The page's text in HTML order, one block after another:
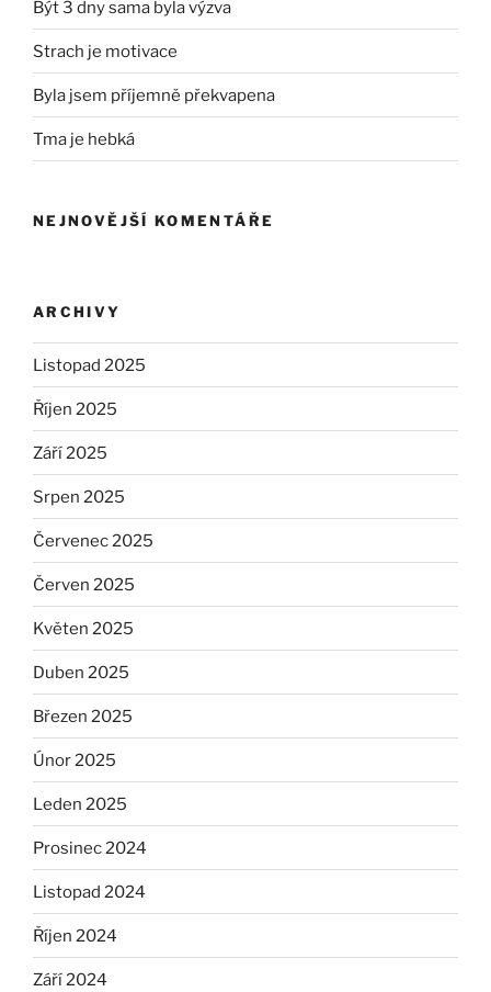
Být 3 dny sama byla výzva
Strach je motivace
Byla jsem příjemně překvapena
Tma je hebká
NEJNOVĚJŠÍ KOMENTÁŘE
ARCHIVY
Listopad 2025
Říjen 2025
Září 2025
Srpen 2025
Červenec 2025
Červen 2025
Květen 2025
Duben 2025
Březen 2025
Únor 2025
Leden 2025
Prosinec 2024
Listopad 2024
Říjen 2024
Září 2024